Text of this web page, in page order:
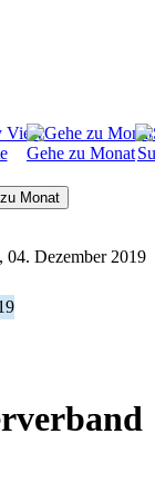
Gehe zu Monat
Monat
Dezember 2019